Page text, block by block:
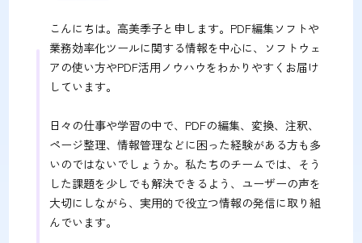
こんにちは。高美季子と申します。PDF編集ソフトや
業務効率化ツールに関する情報を中心に、ソフトウェ
アの使い方やPDF活用ノウハウをわかりやすくお届け
しています。
日々の仕事や学習の中で、PDFの編集、変換、注釈、
ページ整理、情報管理などに困った経験がある方も多
いのではないでしょうか。私たちのチームでは、そう
した課題を少しでも解決できるよう、ユーザーの声を
大切にしながら、実用的で役立つ情報の発信に取り組
んでいます。